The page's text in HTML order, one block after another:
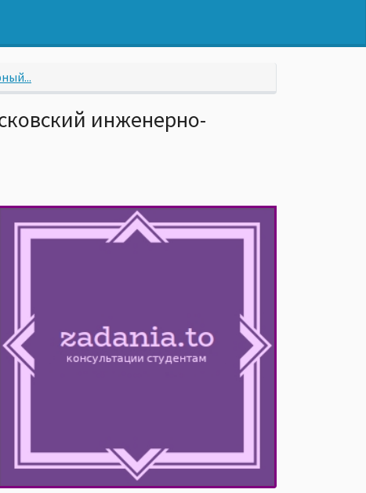
инженерно-